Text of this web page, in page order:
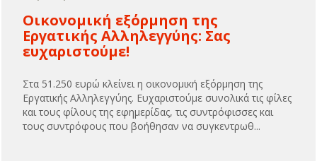
Οικονομική εξόρμηση της
Εργατικής Αλληλεγγύης: Σας
ευχαριστούμε!
Στα 51.250 ευρώ κλείνει η οικονομική εξόρμηση της
Εργατικής Αλληλεγγύης. Ευχαριστούμε συνολικά τις φίλες
και τους φίλους της εφημερίδας, τις συντρόφισσες και
τους συντρόφους που βοήθησαν να συγκεντρωθ...